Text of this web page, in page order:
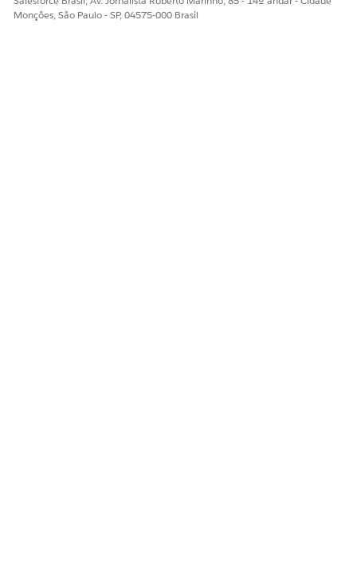
Diga-nos para podermos melhorar!
Monções, São Paulo - SP, 04575-000 Brasil